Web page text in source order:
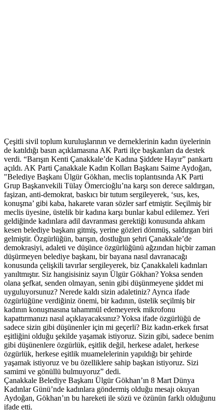
Çeşitli sivil toplum kuruluşlarının ve derneklerinin kadın üyelerinin
de katıldığı basın açıklamasına AK Parti ilçe başkanları da destek
verdi. “Barışın Kenti Çanakkale’de Kadına Şiddete Hayır” pankartı
açıldı. AK Parti Çanakkale Kadın Kolları Başkanı Saime Aydoğan,
"Belediye Başkanı Ülgür Gökhan, meclis toplantısında AK Parti
Grup Başkanvekili Tülay Ömercioğlu’na karşı son derece saldırgan,
faşizan, anti-demokrat, baskıcı bir tutum sergileyerek, ‘sus, kes,
konuşma’ gibi kaba, hakarete varan sözler sarf etmiştir. Seçilmiş bir
meclis üyesine, üstelik bir kadına karşı bunlar kabul edilemez. Yeri
geldiğinde kadınlara adil davranması gerektiği konusunda ahkam
kesen belediye başkanı gitmiş, yerine gözleri dönmüş, saldırgan biri
gelmiştir. Özgürlüğün, barışın, dostluğun şehri Çanakkale’de
demokrasiyi, adaleti ve düşünce özgürlüğünü ağzından hiçbir zaman
düşürmeyen belediye başkanı, bir bayana nasıl davranacağı
konusunda çelişkili tavırlar sergileyerek, biz Çanakkaleli kadınları
yanıltmıştır. Siz hangisisiniz sayın Ülgür Gökhan? Yoksa senden
olana şefkat, senden olmayan, senin gibi düşünmeyene şiddet mi
uyguluyorsunuz? Nerede kaldı sizin adaletiniz? Ayrıca ifade
özgürlüğüne verdiğiniz önemi, bir kadının, üstelik seçilmiş bir
kadının konuşmasına tahammül edemeyerek mikrofonu
kapattırmanızı nasıl açıklayacaksınız? Yoksa ifade özgürlüğü de
sadece sizin gibi düşünenler için mi geçerli? Biz kadın-erkek fırsat
eşitliğini olduğu şekilde yaşamak istiyoruz. Sizin gibi, sadece benim
gibi düşünenlere özgürlük, eşitlik değil, herkese adalet, herkese
özgürlük, herkese eşitlik muamelelerinin yapıldığı bir şehirde
yaşamak istiyoruz ve bu özelliklere sahip başkan istiyoruz. Sizi
samimi ve gönüllü bulmuyoruz” dedi.
Çanakkale Belediye Başkanı Ülgür Gökhan’ın 8 Mart Dünya
Kadınlar Günü’nde kadınlara göndermiş olduğu mesajı okuyan
Aydoğan, Gökhan’ın bu hareketi ile sözü ve özünün farklı olduğunu
ifade etti.